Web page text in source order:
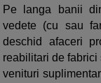
Pe langa banii
vedete (cu sau
deschid afaceri
reabilitari de fabrici
venituri